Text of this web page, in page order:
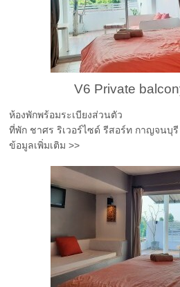
V6 Private
ห้องพักพร้อมระเบียงส่วนตัว
ที่พัก ชาศร ริเวอร์ไซด์ รีสอร์ท กาญจนบุรี
ข้อมูลเพิ่มเติม >>